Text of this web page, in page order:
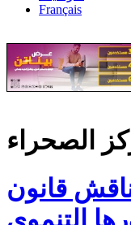
Français
الصحراء
قانون